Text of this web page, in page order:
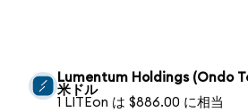
Lumentum Holdings (Ondo
米ドル
1 LITEon は $886.00 に相当